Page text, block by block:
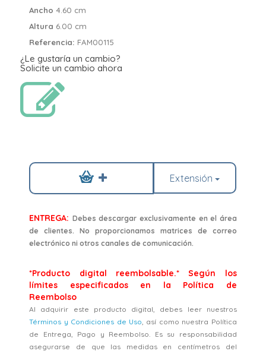
Ancho4.60 cm
Altura 6.00 cm
Referencia: FAM00115
¿Le gustaría un cambio?
Solicite un cambio ahora
Extensión
ENTREGA: Debes descargar exclusivamente en el área
de clientes. No proporcionamos matrices de correo
electrónico ni otros canales de comunicación.
*Producto digital reembolsable.* Según los
límites especificados en la Política de
Reembolso
Al adquirir este producto digital, debes leer nuestros
Términos y Condiciones de Uso, así como nuestra Política
de Entrega, Pago y Reembolso. Es su responsabilidad
asegurarse de que las medidas en centímetros del